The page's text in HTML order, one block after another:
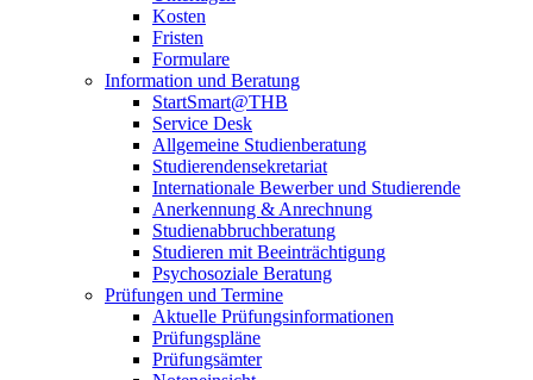
Kosten
Fristen
Formulare
Information und Beratung
StartSmart@THB
Service Desk
Allgemeine Studienberatung
Studierendensekretariat
Internationale Bewerber und Studierende
Anerkennung & Anrechnung
Studienabbruchberatung
Studieren mit Beeinträchtigung
Psychosoziale Beratung
Prüfungen und Termine
Aktuelle Prüfungsinformationen
Prüfungspläne
Prüfungsämter